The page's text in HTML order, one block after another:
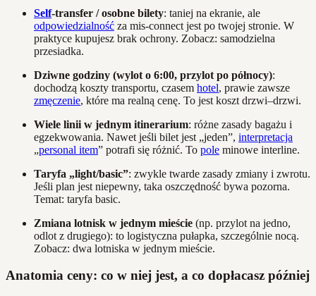
Self-transfer / osobne bilety: taniej na ekranie, ale
odpowiedzialność za mis‑connect jest po twojej stronie. W
praktyce kupujesz brak ochrony. Zobacz: samodzielna
przesiadka.
Dziwne godziny (wylot o 6:00, przylot po północy):
dochodzą koszty transportu, czasem hotel, prawie zawsze
zmęczenie, które ma realną cenę. To jest koszt drzwi–drzwi.
Wiele linii w jednym itinerarium: różne zasady bagażu i
egzekwowania. Nawet jeśli bilet jest „jeden”, interpretacja
„personal item” potrafi się różnić. To pole minowe interline.
Taryfa „light/basic”: zwykle twarde zasady zmiany i zwrotu.
Jeśli plan jest niepewny, taka oszczędność bywa pozorna.
Temat: taryfa basic.
Zmiana lotnisk w jednym mieście (np. przylot na jedno,
odlot z drugiego): to logistyczna pułapka, szczególnie nocą.
Zobacz: dwa lotniska w jednym mieście.
Anatomia ceny: co w niej jest, a co dopłacasz później